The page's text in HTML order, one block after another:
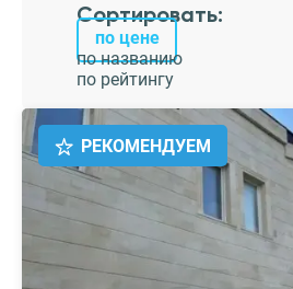
Сортировать:
по цене
по названию
по рейтингу
РЕКОМЕНДУЕМ